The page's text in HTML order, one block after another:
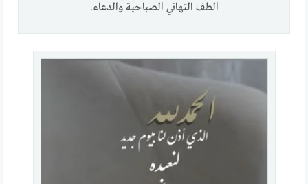
الطف التهاني الصباحية والدعاء.